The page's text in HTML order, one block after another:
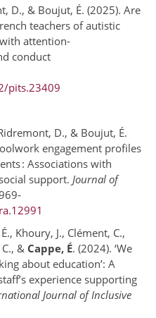
D., & Boujut, É. (2025). Are
teachers of autistic
attention-
conduct
pits.23409
D., & Boujut, É.
engagement profiles
: Associations with
support. Journal of
Khoury, J., Clément, C.,
& Cappe, É. (2024). ‘We
about education’: A
experience supporting
Journal of Inclusive